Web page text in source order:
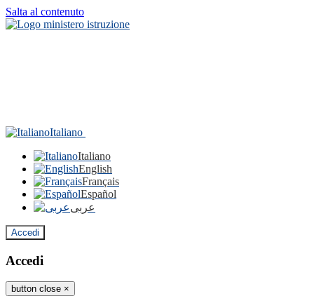
Salta al contenuto
Italiano
Italiano
English
Français
Español
عربى
Accedi
Accedi
button close ×